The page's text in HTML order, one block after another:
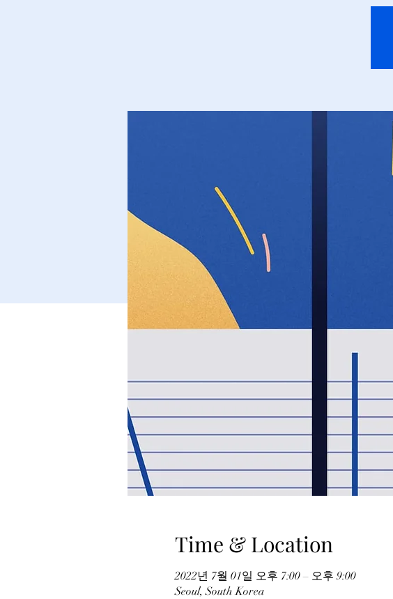
Time & Location
2022년 7월 01일 오후 7:00 – 오후 9:00
Seoul, South Korea